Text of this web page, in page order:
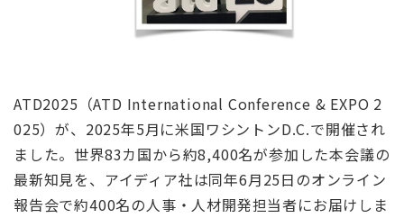
ATD2025（ATD International Conference & EXPO 2
025）が、2025年5月に米国ワシントンD.C.で開催され
ました。世界83カ国から約8,400名が参加した本会議の
最新知見を、アイディア社は同年6月25日のオンライン
報告会で約400名の人事・人材開発担当者にお届けしま